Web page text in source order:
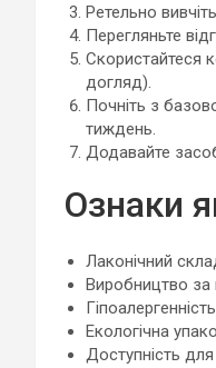
Ретельно
Перегляньте
Скористайтеся
догляд).
Почніть з
тиждень.
Додавайте
Ознаки
Лаконічний
Виробництво за
Екологічна
Доступність